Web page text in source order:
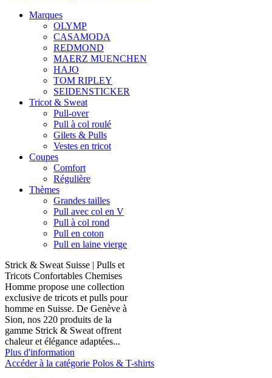
Marques
OLYMP
CASAMODA
REDMOND
MAERZ MUENCHEN
HAJO
TOM RIPLEY
SEIDENSTICKER
Tricot & Sweat
Pull-over
Pull à col roulé
Gilets & Pulls
Vestes en tricot
Coupes
Comfort
Régulière
Thèmes
Grandes tailles
Pull avec col en V
Pull à col rond
Pull en coton
Pull en laine vierge
Strick & Sweat Suisse | Pulls et
Tricots Confortables Chemises
Homme propose une collection
exclusive de tricots et pulls pour
homme en Suisse. De Genève à
Sion, nos 220 produits de la
gamme Strick & Sweat offrent
chaleur et élégance adaptées...
Plus d'information
Accéder à la catégorie Polos & T-shirts